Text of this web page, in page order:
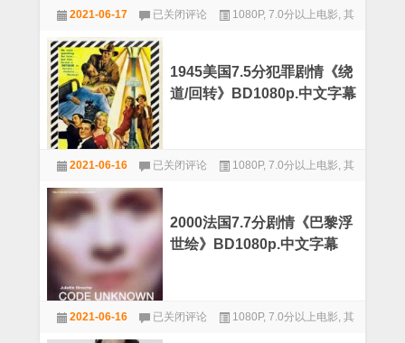
普
眼
中
的
世
界》
BD1080p.
中
文
字
幕
2021-06-17
意
大
利
7.8
分
剧
情
《游
览
意
大
利》
BD1080p.
中
英
双
已关闭评论 1080P, 7.0分以上电影, 其
1945美国7.5分犯罪剧情《绕
道/回转》BD1080p.中文字幕
2021-06-16
美
国
7.5
分
犯
罪
情
《绕
道/
回
已关闭评论 1080P, 7.0分以上电影, 其
2000法国7.7分剧情《巴黎浮
世绘》BD1080p.中文字幕
2021-06-16
法
国
已关闭评论 1080P, 7.0分以上电影 其